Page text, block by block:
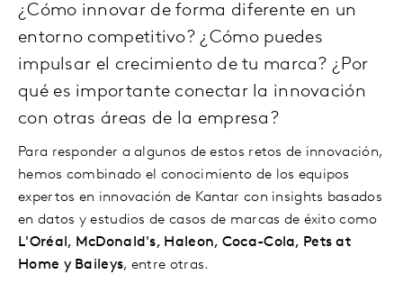
¿Cómo innovar de forma diferente en un
entorno competitivo? ¿Cómo puedes
impulsar el crecimiento de tu marca? ¿Por
qué es importante conectar la innovación
con otras áreas de la empresa?
Para responder a algunos de estos retos de innovación,
hemos combinado el conocimiento de los equipos
expertos en innovación de Kantar con insights basados
en datos y estudios de casos de marcas de éxito como
L'Oréal, McDonald's, Haleon, Coca-Cola, Pets at
Home y Baileys, entre otras.